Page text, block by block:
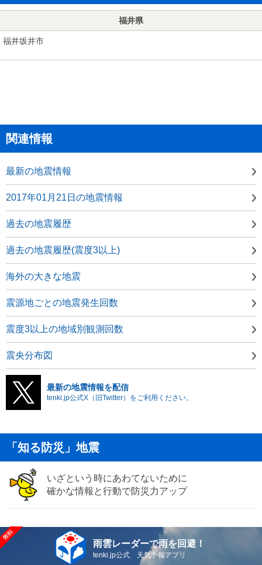
福井県
福井坂井市
関連情報
最新の地震情報
2017年01月21日の地震情報
過去の地震履歴
過去の地震履歴(震度3以上)
海外の大きな地震
震源地ごとの地震発生回数
震度3以上の地域別観測回数
震央分布図
最新の地震情報を配信
tenki.jp公式X（旧Twitter）をご利用ください。
「知る防災」地震
いざという時にあわてないために
確かな情報と行動で防災力アップ
雨雲レーダーで雨を回避！
tenki.jp公式 天気予報アプリ